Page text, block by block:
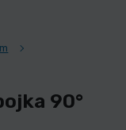
90°